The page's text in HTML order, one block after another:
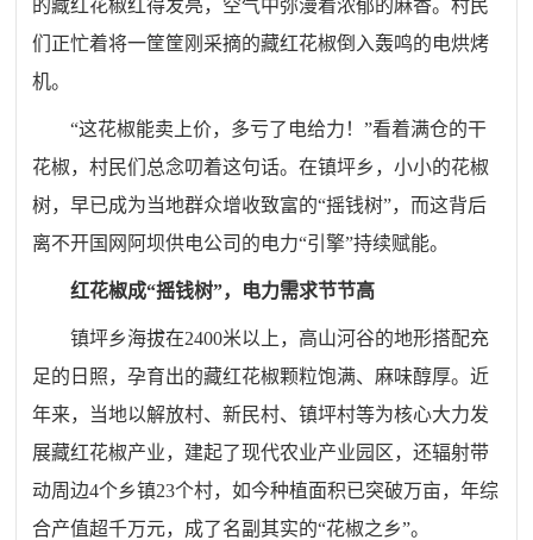
的藏红花椒红得发亮，空气中弥漫着浓郁的麻香。村民
们正忙着将一筐筐刚采摘的藏红花椒倒入轰鸣的电烘烤
机。
“这花椒能卖上价，多亏了电给力！”看着满仓的干
花椒，村民们总念叨着这句话。在镇坪乡，小小的花椒
树，早已成为当地群众增收致富的“摇钱树”，而这背后
离不开国网阿坝供电公司的电力“引擎”持续赋能。
红花椒成“摇钱树”，电力需求节节高
镇坪乡海拔在2400米以上，高山河谷的地形搭配充
足的日照，孕育出的藏红花椒颗粒饱满、麻味醇厚。近
年来，当地以解放村、新民村、镇坪村等为核心大力发
展藏红花椒产业，建起了现代农业产业园区，还辐射带
动周边4个乡镇23个村，如今种植面积已突破万亩，年综
合产值超千万元，成了名副其实的“花椒之乡”。